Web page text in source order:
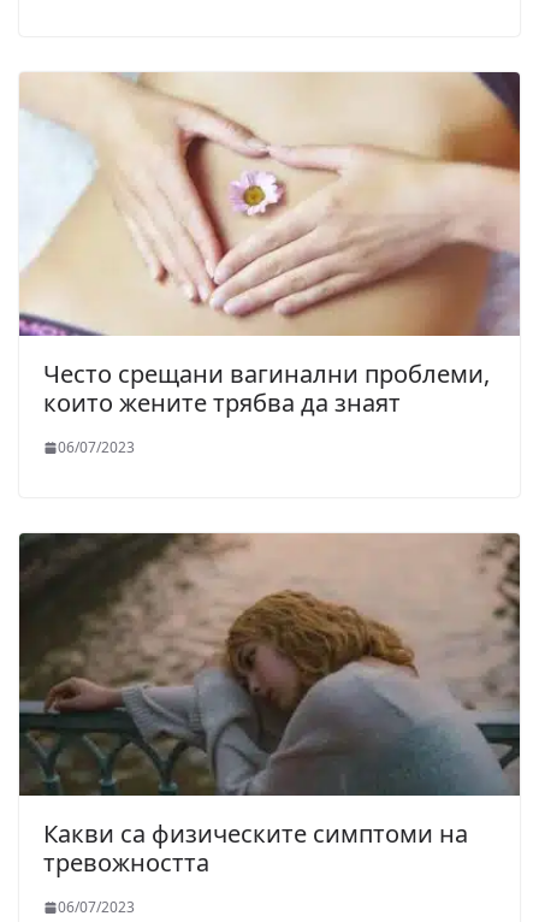
Често срещани вагинални проблеми,
които жените трябва да знаят
06/07/2023
Какви са физическите симптоми на
тревожността
06/07/2023